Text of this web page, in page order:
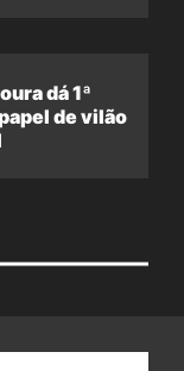
dá 1ª
de vilão